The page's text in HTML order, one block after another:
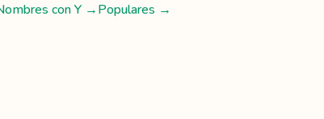
conY →Populares →